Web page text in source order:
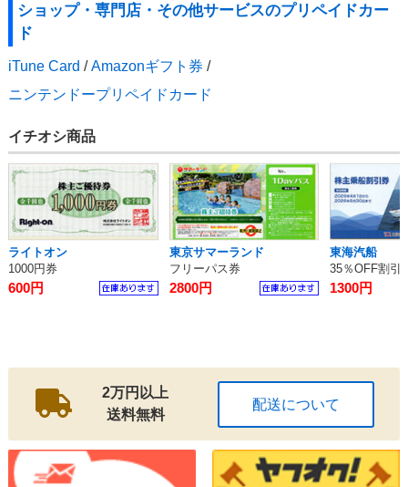
ショップ・専門店・その他サービスのプリペイドカー
ド
iTune Card /Amazonギフト券 /
ニンテンドープリペイドカード
イチオシ商品
ライトオン
1000円券
600円
東京サマーランド
フリーパス券
2800円
東海汽船
35％OFF割引
1300円
2万円以上
送料無料
配送について